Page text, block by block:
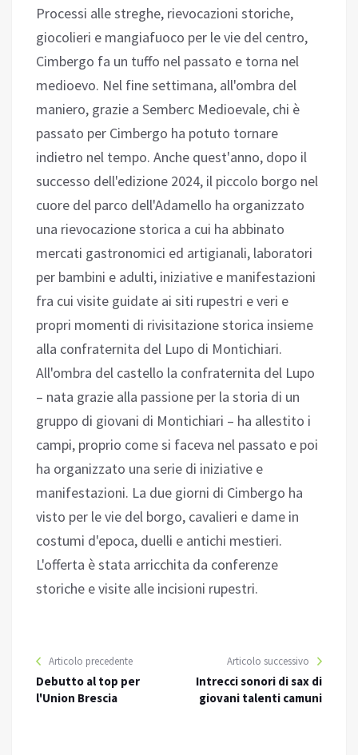
Processi alle streghe, rievocazioni storiche,
giocolieri e mangiafuoco per le vie del centro,
Cimbergo fa un tuffo nel passato e torna nel
medioevo. Nel fine settimana, all'ombra del
maniero, grazie a Semberc Medioevale, chi è
passato per Cimbergo ha potuto tornare
indietro nel tempo. Anche quest'anno, dopo il
successo dell'edizione 2024, il piccolo borgo nel
cuore del parco dell'Adamello ha organizzato
una rievocazione storica a cui ha abbinato
mercati gastronomici ed artigianali, laboratori
per bambini e adulti, iniziative e manifestazioni
fra cui visite guidate ai siti rupestri e veri e
propri momenti di rivisitazione storica insieme
alla confraternita del Lupo di Montichiari.
All'ombra del castello la confraternita del Lupo
– nata grazie alla passione per la storia di un
gruppo di giovani di Montichiari – ha allestito i
campi, proprio come si faceva nel passato e poi
ha organizzato una serie di iniziative e
manifestazioni. La due giorni di Cimbergo ha
visto per le vie del borgo, cavalieri e dame in
costumi d'epoca, duelli e antichi mestieri.
L'offerta è stata arricchita da conferenze
storiche e visite alle incisioni rupestri.
Articolo precedente
Debutto al top per
l'Union Brescia
Articolo successivo
Intrecci sonori di sax di
giovani talenti camuni